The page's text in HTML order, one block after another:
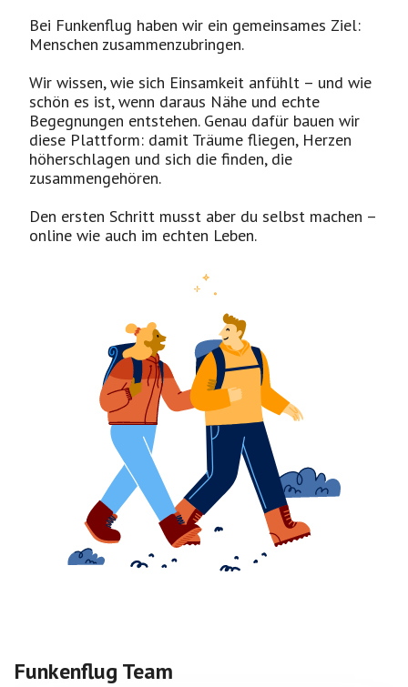
Bei Funkenflug haben wir ein gemeinsames Ziel:
Menschen zusammenzubringen.
Wir wissen, wie sich Einsamkeit anfühlt – und wie
schön es ist, wenn daraus Nähe und echte
Begegnungen entstehen. Genau dafür bauen wir
diese Plattform: damit Träume fliegen, Herzen
höherschlagen und sich die finden, die
zusammengehören.
Den ersten Schritt musst aber du selbst machen –
online wie auch im echten Leben.
Funkenflug Team